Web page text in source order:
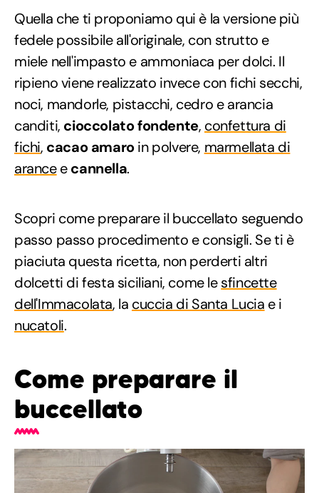
Quella che ti proponiamo qui è la versione più
fedele possibile all'originale, con strutto e
miele nell'impasto e ammoniaca per dolci. Il
ripieno viene realizzato invece con fichi secchi,
noci, mandorle, pistacchi, cedro e arancia
canditi, cioccolato fondente, confettura di
fichi, cacao amaroin polvere, marmellata di
aranceecannella.
Scopri come preparare il buccellato seguendo
passo passo procedimento e consigli. Se ti è
piaciuta questa ricetta, non perderti altri
dolcetti di festa siciliani, come lesfincette
dell'Immacolata, la cuccia di Santa Lucia e i
nucatoli.
Come preparare il
buccellato